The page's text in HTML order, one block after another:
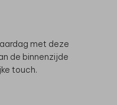
met deze
de binnenzijde
touch.